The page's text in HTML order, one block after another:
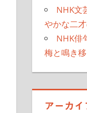
NHK文
やかな二
NHK俳
梅と鳴き移
アーカイ